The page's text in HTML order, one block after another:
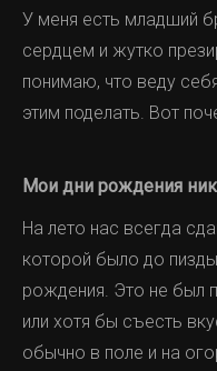
У меня есть младший
сердцем и жутко
понимаю, что веду
этим поделать. Вот
Мои дни рождения
На лето нас всегда
которой было до
рождения. Это не был
или хотя бы съесть
обычно в поле и на